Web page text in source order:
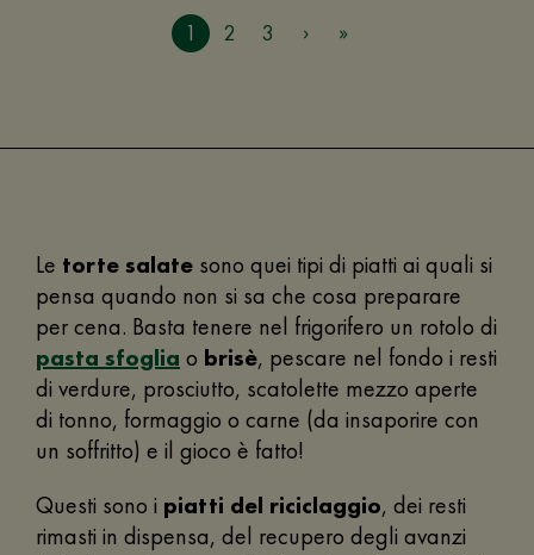
1 2 3
Le torte salate sono quei tipi di piatti ai quali si
pensa quando non si sa che cosa preparare
per cena. Basta tenere nel frigorifero un rotolo di
pasta sfoglia o brisè, pescare nel fondo i resti
di verdure, prosciutto, scatolette mezzo aperte
di tonno, formaggio o carne (da insaporire con
un soffritto) e il gioco è fatto!
Questi sono i piatti del riciclaggio, dei resti
rimasti in dispensa, del recupero degli avanzi